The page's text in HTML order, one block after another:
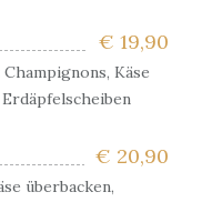
€ 19,90
Käse
Erdäpfelscheiben
€ 20,90
überbacken,